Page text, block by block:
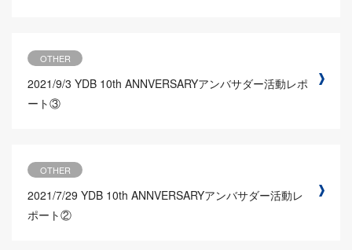
OTHER
2021/9/3 YDB 10th ANNVERSARYアンバサダー活動レポ
ート③
OTHER
2021/7/29 YDB 10th ANNVERSARYアンバサダー活動レ
ポート②